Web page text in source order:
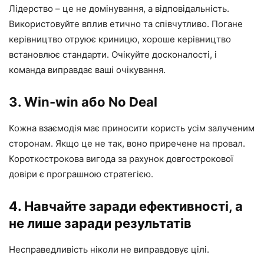
Лідерство – це не домінування, а відповідальність.
Використовуйте вплив етично та співчутливо. Погане
керівництво отруює криницю, хороше керівництво
встановлює стандарти. Очікуйте досконалості, і
команда виправдає ваші очікування.
3. Win-win або No Deal
Кожна взаємодія має приносити користь усім залученим
сторонам. Якщо це не так, воно приречене на провал.
Короткострокова вигода за рахунок довгострокової
довіри є програшною стратегією.
4. Навчайте заради ефективності, а
не лише заради результатів
Несправедливість ніколи не виправдовує цілі.